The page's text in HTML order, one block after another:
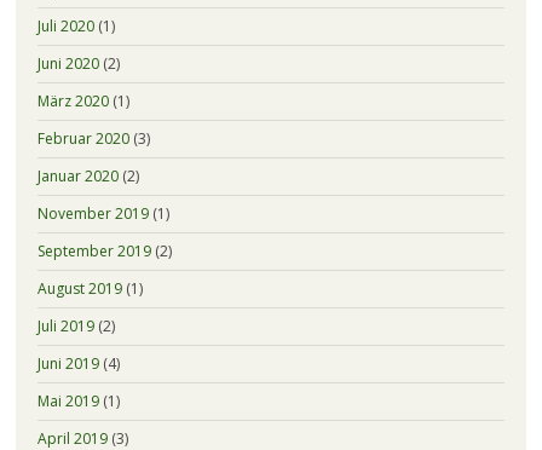
Juli 2020(1)
Juni 2020(2)
März 2020(1)
Februar 2020(3)
Januar 2020(2)
November 2019(1)
September 2019(2)
August 2019(1)
Juli 2019(2)
Juni 2019(4)
Mai 2019(1)
April 2019(3)